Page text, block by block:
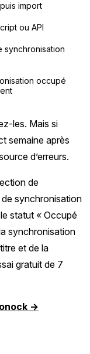
import
ou API
synchronisation
occupé
les. Mais si
semaine après
d’erreurs.
de
synchronisation
statut « Occupé
synchronisation
et de la
gratuit de 7
→